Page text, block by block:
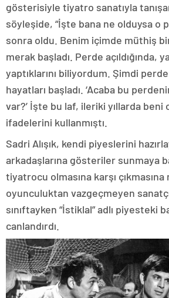
gösterisiyle tiyatro sanatıyla
söyleşide, “İşte bana ne olduysa o
sonra oldu. Benim içimde müthiş
merak başladı. Perde açıldığında,
yaptıklarını biliyordum. Şimdi
hayatları başladı. ‘Acaba bu
var?’ İşte bu laf, ileriki yıllarda beni
ifadelerini kullanmıştı.
Sadri Alışık, kendi piyeslerini
arkadaşlarına gösteriler sunmaya
tiyatrocu olmasına karşı
oyunculuktan vazgeçmeyen
sınıftayken “İstiklal” adlı piyesteki
canlandırdı.